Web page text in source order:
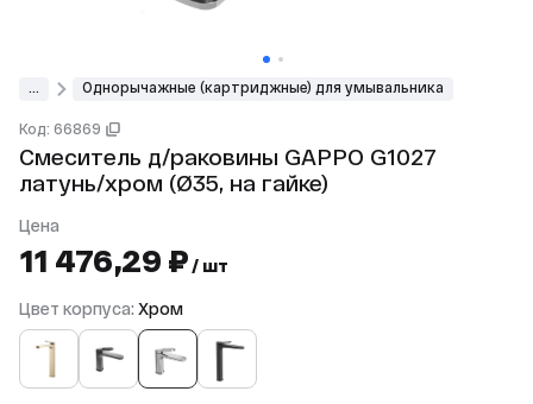
Однорычажные (картриджные) для умывальника
Код: 66869
Смеситель д/раковины GAPPO G1027
латунь/хром (Ø35, на гайке)
Цена
11 476,29 ₽ / шт
Цвет корпуса: Хром